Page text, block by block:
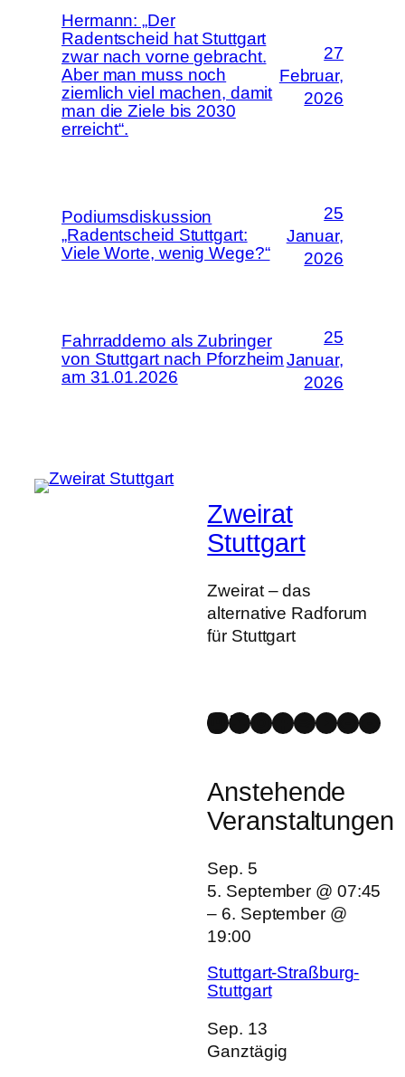
Hermann: „Der
Radentscheid hat Stuttgart
zwar nach vorne gebracht.
Aber man muss noch
ziemlich viel machen, damit
man die Ziele bis 2030
erreicht“.
27
Februar,
2026
Podiumsdiskussion
„Radentscheid Stuttgart:
Viele Worte, wenig Wege?“
25
Januar,
2026
Fahrraddemo als Zubringer
von Stuttgart nach Pforzheim
am 31.01.2026
25
Januar,
2026
Zweirat
Stuttgart
Zweirat – das
alternative Radforum
für Stuttgart
Mastodon
Bluesky
Instagram
Facebook
Spotify
YouTube
Strava
Link
Anstehende
Veranstaltungen
Sep. 5
5. September @ 07:45
– 6. September @
19:00
Stuttgart-Straßburg-
Stuttgart
Sep. 13
Ganztägig